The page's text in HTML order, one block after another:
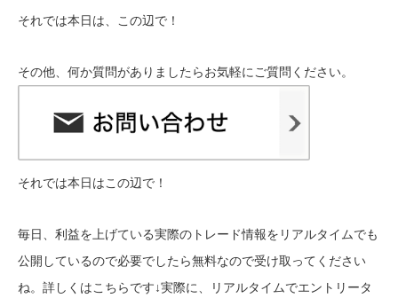
それでは本日は、この辺で！
その他、何か質問がありましたらお気軽にご質問ください。
それでは本日はこの辺で！
毎日、利益を上げている実際のトレード情報をリアルタイムでも
公開しているので必要でしたら無料なので受け取ってください
ね。詳しくはこちらです↓実際に、リアルタイムでエントリータ